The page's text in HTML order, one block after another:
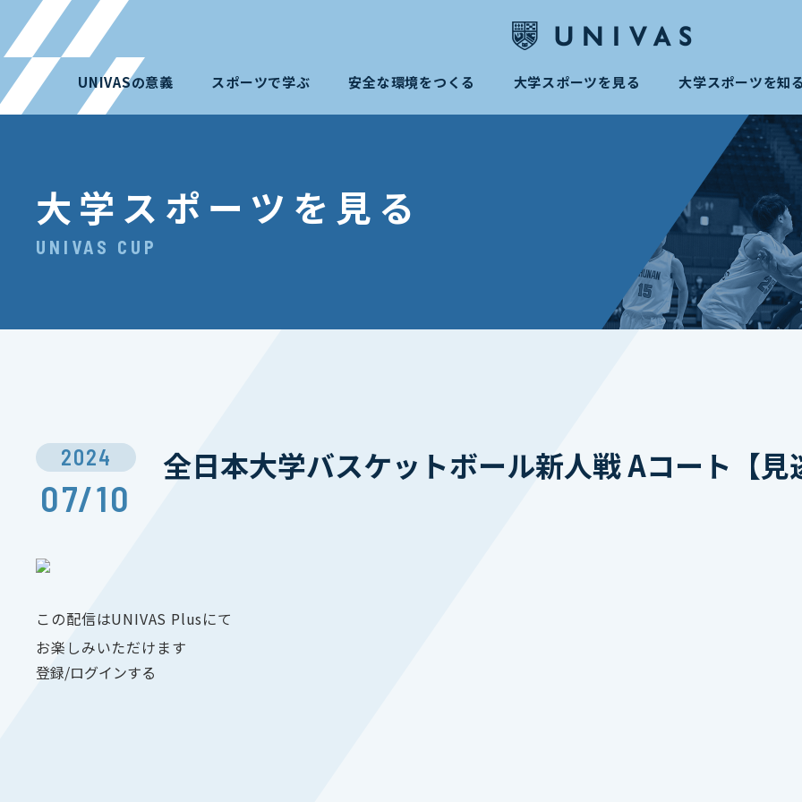
UNIVASの意義 スポーツで学ぶ 安全な環境をつくる 大学スポーツを見る 大学スポーツを知る
大学スポーツを見る
UNIVAS CUP
2024
07/10
全日本大学バスケットボール新人戦 Aコート【見
この配信はUNIVAS Plusにて
お楽しみいただけます
登録/ログインする